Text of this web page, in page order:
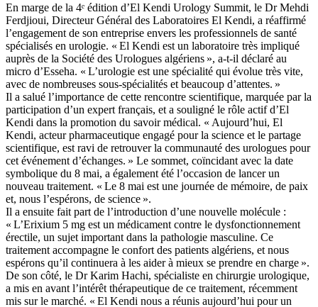
En marge de la 4ᵉ édition d’El Kendi Urology Summit, le Dr Mehdi
Ferdjioui, Directeur Général des Laboratoires El Kendi, a réaffirmé
l’engagement de son entreprise envers les professionnels de santé
spécialisés en urologie. « El Kendi est un laboratoire très impliqué
auprès de la Société des Urologues algériens », a-t-il déclaré au
micro d’Esseha. « L’urologie est une spécialité qui évolue très vite,
avec de nombreuses sous-spécialités et beaucoup d’attentes. »
Il a salué l’importance de cette rencontre scientifique, marquée par la
participation d’un expert français, et a souligné le rôle actif d’El
Kendi dans la promotion du savoir médical. « Aujourd’hui, El
Kendi, acteur pharmaceutique engagé pour la science et le partage
scientifique, est ravi de retrouver la communauté des urologues pour
cet événement d’échanges. » Le sommet, coïncidant avec la date
symbolique du 8 mai, a également été l’occasion de lancer un
nouveau traitement. « Le 8 mai est une journée de mémoire, de paix
et, nous l’espérons, de science ».
Il a ensuite fait part de l’introduction d’une nouvelle molécule :
« L’Erixium 5 mg est un médicament contre le dysfonctionnement
érectile, un sujet important dans la pathologie masculine. Ce
traitement accompagne le confort des patients algériens, et nous
espérons qu’il continuera à les aider à mieux se prendre en charge ».
De son côté, le Dr Karim Hachi, spécialiste en chirurgie urologique,
a mis en avant l’intérêt thérapeutique de ce traitement, récemment
mis sur le marché. « El Kendi nous a réunis aujourd’hui pour un